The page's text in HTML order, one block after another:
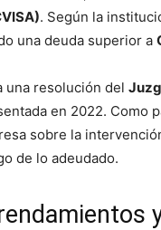
. Según la
una deuda superior a
una resolución del
en 2022. Como
sobre la
de lo adeudado.